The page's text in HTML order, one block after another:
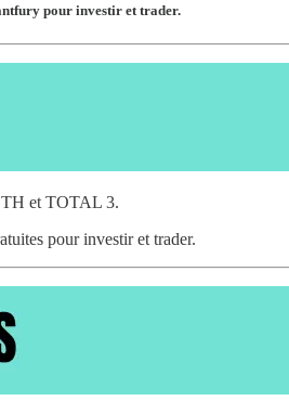
pour investir et trader.
et TOTAL 3.
pour investir et trader.